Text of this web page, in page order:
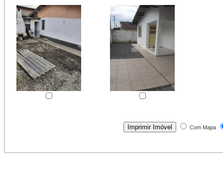
Com Mapa